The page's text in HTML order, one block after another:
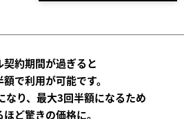
契約期間が過ぎると
で利用が可能です。
なり、最大3回半額になるため
ど驚きの価格に。